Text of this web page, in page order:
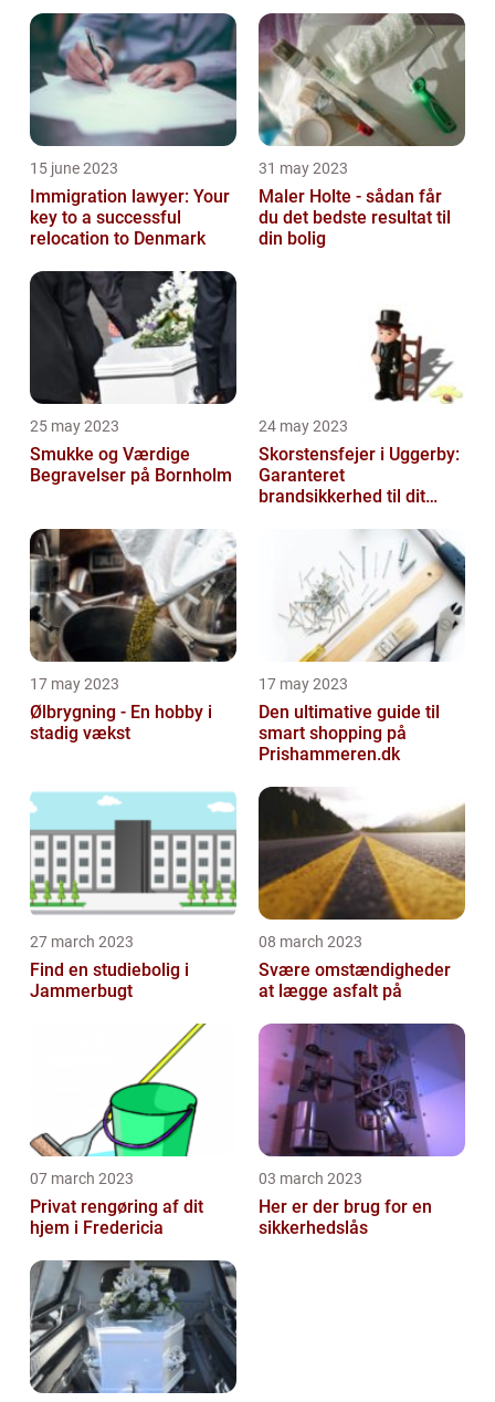
15 june 2023
Immigration lawyer: Your
key to a successful
relocation to Denmark
31 may 2023
Maler Holte - sådan får
du det bedste resultat til
din bolig
25 may 2023
Smukke og Værdige
Begravelser på Bornholm
24 may 2023
Skorstensfejer i Uggerby:
Garanteret
brandsikkerhed til dit
17 may 2023
Ølbrygning - En hobby i
stadig vækst
17 may 2023
Den ultimative guide til
smart shopping på
Prishammeren.dk
27 march 2023
Find en studiebolig i
Jammerbugt
08 march 2023
Svære omstændigheder
at lægge asfalt på
07 march 2023
Privat rengøring af dit
hjem i Fredericia
03 march 2023
Her er der brug for en
sikkerhedslås